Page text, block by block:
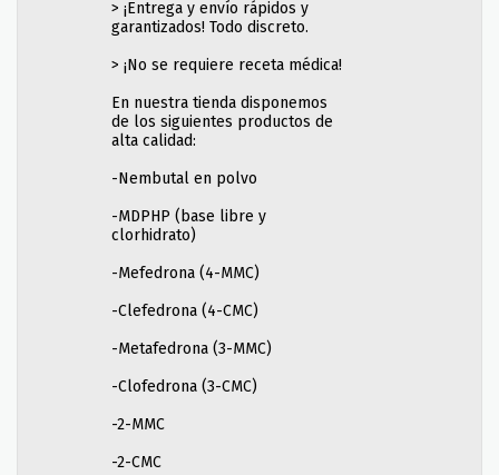
> ¡Entrega y envío rápidos y
garantizados! Todo discreto.
> ¡No se requiere receta médica!
En nuestra tienda disponemos
de los siguientes productos de
alta calidad:
-Nembutal en polvo
-MDPHP (base libre y
clorhidrato)
-Mefedrona (4-MMC)
-Clefedrona (4-CMC)
-Metafedrona (3-MMC)
-Clofedrona (3-CMC)
-2-MMC
-2-CMC